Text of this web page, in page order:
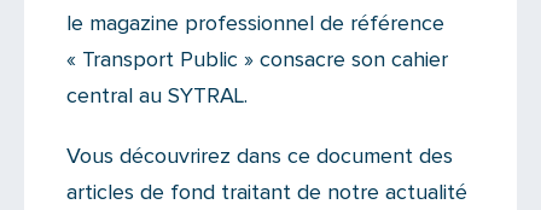
Ajoutez le vôtre
le magazine professionnel de référence
« Transport Public » consacre son cahier
central au SYTRAL.
Vous découvrirez dans ce document des
articles de fond traitant de notre actualité